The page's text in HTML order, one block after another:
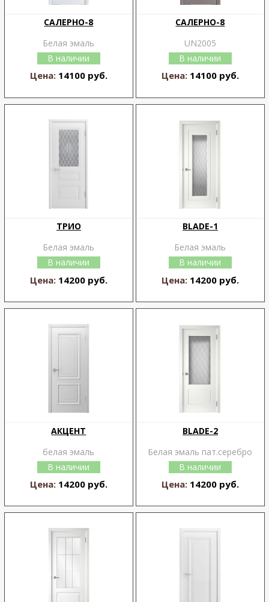
САЛЕРНО-8
Белая эмаль
В наличии
Цена: 14100 руб.
САЛЕРНО-8
UN2005
В наличии
Цена: 14100 руб.
ТРИО
Белая эмаль
В наличии
Цена: 14200 руб.
BLADE-1
Белая эмаль
В наличии
Цена: 14200 руб.
АКЦЕНТ
белая эмаль
В наличии
Цена: 14200 руб.
BLADE-2
Белая эмаль пат.серебро
В наличии
Цена: 14200 руб.